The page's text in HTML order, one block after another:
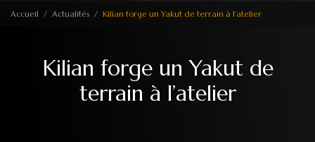
Accueil Actualités Kilian forge un Yakut de terrain à l’atelier
Kilian forge un Yakut de
terrain à l’atelier